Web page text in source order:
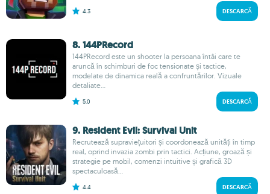
4.3 DESCARCĂ
8. 144PRecord
144PRecord este un shooter la persoana întâi care te
aruncă în schimburi de foc tensionate și tactice,
modelate de dinamica reală a confruntărilor. Vizuale
detaliate...
5.0 DESCARCĂ
9. Resident Evil: Survival Unit
Recrutează supraviețuitori și coordonează unități în timp
real, oprind invazia zombi prin tactici. Acțiune, groază și
strategie pe mobil, comenzi intuitive și grafică 3D
spectaculoasă...
4.4 DESCARCĂ